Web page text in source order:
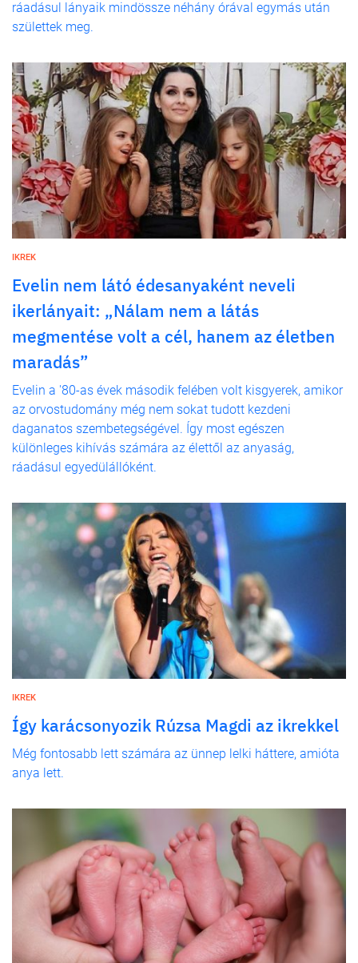
ráadásul lányaik mindössze néhány órával egymás után
születtek meg.
IKREK
Evelin nem látó édesanyaként neveli
ikerlányait: „Nálam nem a látás
megmentése volt a cél, hanem az életben
maradás”
Evelin a '80-as évek második felében volt kisgyerek, amikor
az orvostudomány még nem sokat tudott kezdeni
daganatos szembetegségével. Így most egészen
különleges kihívás számára az élettől az anyaság,
ráadásul egyedülállóként.
IKREK
Így karácsonyozik Rúzsa Magdi az ikrekkel
Még fontosabb lett számára az ünnep lelki háttere, amióta
anya lett.